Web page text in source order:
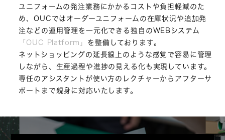
ユニフォームの発注業務にかかるコストや負担軽減のた
め、OUCではオーダーユニフォームの在庫状況や追加発
注などの運用管理を一元化できる独自のWEBシステム
「OUC Platform」 を整備しております。
ネットショッピングの延長線上のような感覚で容易に管理
しながら、生産過程や進捗の見える化も実現しています。
専任のアシスタントが使い方のレクチャーからアフターサ
ポートまで親身に対応いたします。